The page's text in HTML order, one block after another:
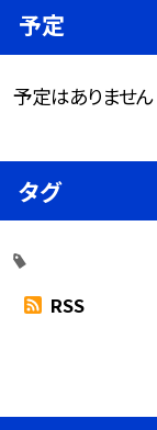
予定
予定はありません
タグ
RSS